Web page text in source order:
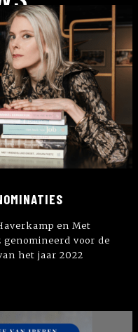
en Met
voor de
het jaar 2022